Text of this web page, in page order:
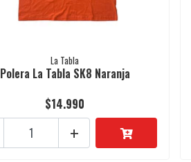
La Tabla
Polera La Tabla SK8 Naranja
$14.990
+